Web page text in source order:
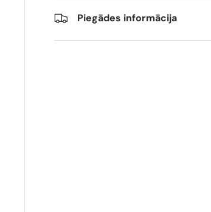
Piegādes informācija